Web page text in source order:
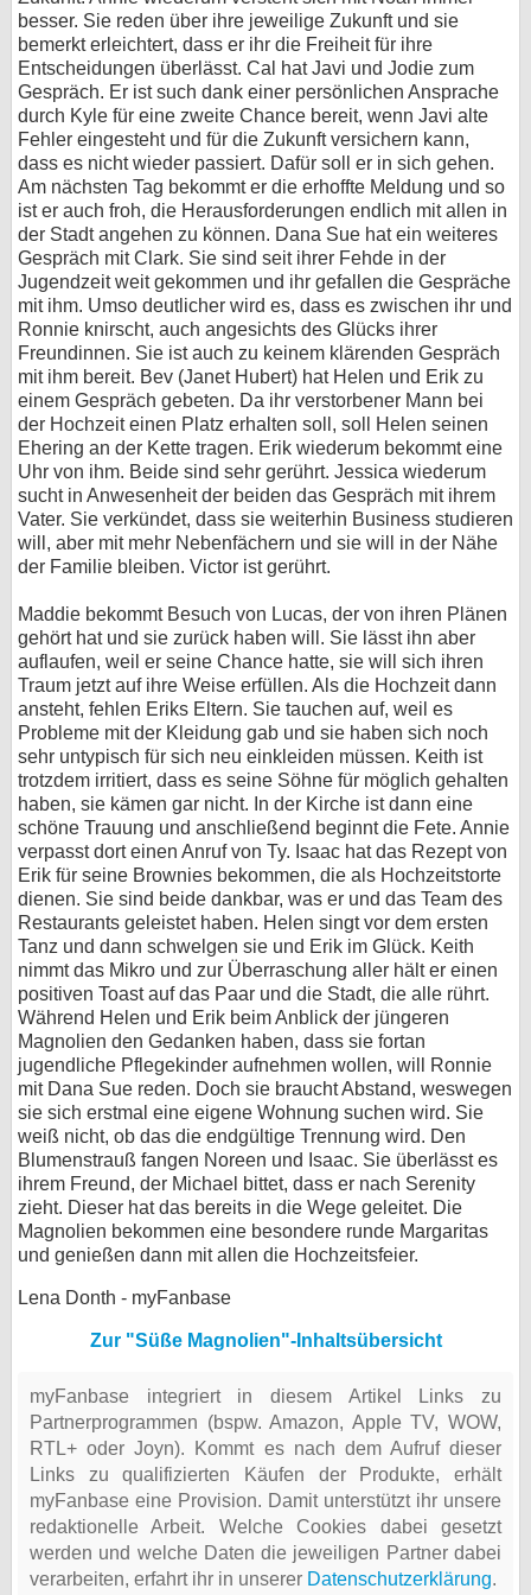
besser. Sie reden über ihre jeweilige Zukunft und sie
bemerkt erleichtert, dass er ihr die Freiheit für ihre
Entscheidungen überlässt. Cal hat Javi und Jodie zum
Gespräch. Er ist such dank einer persönlichen Ansprache
durch Kyle für eine zweite Chance bereit, wenn Javi alte
Fehler eingesteht und für die Zukunft versichern kann,
dass es nicht wieder passiert. Dafür soll er in sich gehen.
Am nächsten Tag bekommt er die erhoffte Meldung und so
ist er auch froh, die Herausforderungen endlich mit allen in
der Stadt angehen zu können. Dana Sue hat ein weiteres
Gespräch mit Clark. Sie sind seit ihrer Fehde in der
Jugendzeit weit gekommen und ihr gefallen die Gespräche
mit ihm. Umso deutlicher wird es, dass es zwischen ihr und
Ronnie knirscht, auch angesichts des Glücks ihrer
Freundinnen. Sie ist auch zu keinem klärenden Gespräch
mit ihm bereit. Bev (Janet Hubert) hat Helen und Erik zu
einem Gespräch gebeten. Da ihr verstorbener Mann bei
der Hochzeit einen Platz erhalten soll, soll Helen seinen
Ehering an der Kette tragen. Erik wiederum bekommt eine
Uhr von ihm. Beide sind sehr gerührt. Jessica wiederum
sucht in Anwesenheit der beiden das Gespräch mit ihrem
Vater. Sie verkündet, dass sie weiterhin Business studieren
will, aber mit mehr Nebenfächern und sie will in der Nähe
der Familie bleiben. Victor ist gerührt.
Maddie bekommt Besuch von Lucas, der von ihren Plänen
gehört hat und sie zurück haben will. Sie lässt ihn aber
auflaufen, weil er seine Chance hatte, sie will sich ihren
Traum jetzt auf ihre Weise erfüllen. Als die Hochzeit dann
ansteht, fehlen Eriks Eltern. Sie tauchen auf, weil es
Probleme mit der Kleidung gab und sie haben sich noch
sehr untypisch für sich neu einkleiden müssen. Keith ist
trotzdem irritiert, dass es seine Söhne für möglich gehalten
haben, sie kämen gar nicht. In der Kirche ist dann eine
schöne Trauung und anschließend beginnt die Fete. Annie
verpasst dort einen Anruf von Ty. Isaac hat das Rezept von
Erik für seine Brownies bekommen, die als Hochzeitstorte
dienen. Sie sind beide dankbar, was er und das Team des
Restaurants geleistet haben. Helen singt vor dem ersten
Tanz und dann schwelgen sie und Erik im Glück. Keith
nimmt das Mikro und zur Überraschung aller hält er einen
positiven Toast auf das Paar und die Stadt, die alle rührt.
Während Helen und Erik beim Anblick der jüngeren
Magnolien den Gedanken haben, dass sie fortan
jugendliche Pflegekinder aufnehmen wollen, will Ronnie
mit Dana Sue reden. Doch sie braucht Abstand, weswegen
sie sich erstmal eine eigene Wohnung suchen wird. Sie
weiß nicht, ob das die endgültige Trennung wird. Den
Blumenstrauß fangen Noreen und Isaac. Sie überlässt es
ihrem Freund, der Michael bittet, dass er nach Serenity
zieht. Dieser hat das bereits in die Wege geleitet. Die
Magnolien bekommen eine besondere runde Margaritas
und genießen dann mit allen die Hochzeitsfeier.
Lena Donth - myFanbase
Zur "Süße Magnolien"-Inhaltsübersicht
myFanbase integriert in diesem Artikel Links zu
Partnerprogrammen (bspw. Amazon, Apple TV, WOW,
RTL+ oder Joyn). Kommt es nach dem Aufruf dieser
Links zu qualifizierten Käufen der Produkte, erhält
myFanbase eine Provision. Damit unterstützt ihr unsere
redaktionelle Arbeit. Welche Cookies dabei gesetzt
werden und welche Daten die jeweiligen Partner dabei
verarbeiten, erfahrt ihr in unserer Datenschutzerklärung.